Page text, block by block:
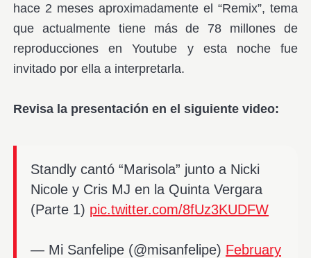
hace 2 meses aproximadamente el “Remix”, tema
que actualmente tiene más de 78 millones de
reproducciones en Youtube y esta noche fue
invitado por ella a interpretarla.
Revisa la presentación en el siguiente video:
Standly cantó “Marisola” junto a Nicki
Nicole y Cris MJ en la Quinta Vergara
(Parte 1) pic.twitter.com/8fUz3KUDFW
— Mi Sanfelipe (@misanfelipe) February